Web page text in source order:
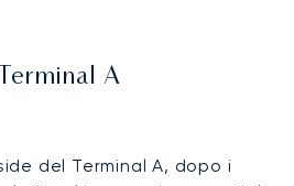
A
del Terminal A, dopo i